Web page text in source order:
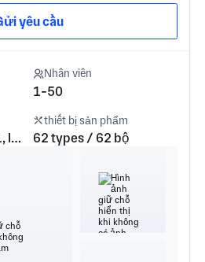
yêu cầu
Nhân viên
1-50
ISO 9001, ISO 45001, ISO 14001
thiết bị sản phẩm
62 types / 62 bộ